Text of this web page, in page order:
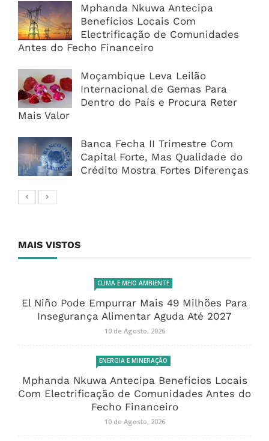
Mphanda Nkuwa Antecipa
Benefícios Locais Com
Electrificação de Comunidades
Antes do Fecho Financeiro
Moçambique Leva Leilão
Internacional de Gemas Para
Dentro do País e Procura Reter
Mais Valor
Banca Fecha II Trimestre Com
Capital Forte, Mas Qualidade do
Crédito Mostra Fortes Diferenças
MAIS VISTOS
CLIMA E MEIO AMBIENTE
El Niño Pode Empurrar Mais 49 Milhões Para
Insegurança Alimentar Aguda Até 2027
10 de Agosto, 2026
ENERGIA E MINERAÇÃO
Mphanda Nkuwa Antecipa Benefícios Locais
Com Electrificação de Comunidades Antes do
Fecho Financeiro
10 de Agosto, 2026